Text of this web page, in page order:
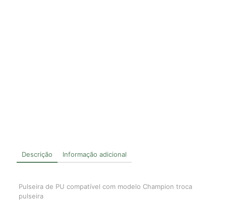
Descrição Informação adicional
Pulseira de PU compatível com modelo Champion troca
pulseira